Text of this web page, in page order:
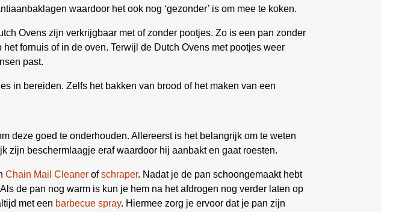
waardoor het ook nog ‘gezonder’ is om mee te koken.
Ovens zijn verkrijgbaar met of zonder pootjes. Zo is een pan zonder
fornuis of in de oven. Terwijl de Dutch Ovens met pootjes weer
past.
in bereiden. Zelfs het bakken van brood of het maken van een
deze goed te onderhouden. Allereerst is het belangrijk om te weten
zijn beschermlaagje eraf waardoor hij aanbakt en gaat roesten.
Chain Mail Cleaner ofschraper. Nadat je de pan schoongemaakt hebt
de pan nog warm is kun je hem na het afdrogen nog verder laten op
met een barbecue spray. Hiermee zorg je ervoor dat je pan zijn